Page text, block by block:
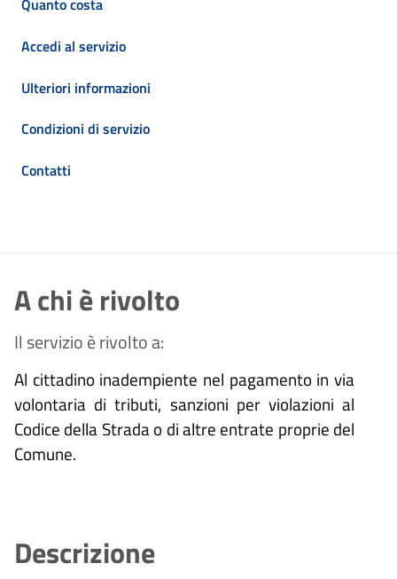
Quanto costa
Accedi al servizio
Ulteriori informazioni
Condizioni di servizio
Contatti
A chi è rivolto
Il servizio è rivolto a:
Al cittadino inadempiente nel pagamento in via
volontaria di tributi, sanzioni per violazioni al
Codice della Strada o di altre entrate proprie del
Comune.
Descrizione